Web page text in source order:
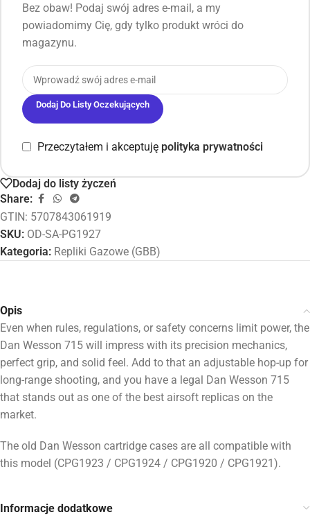
Bez obaw! Podaj swój adres e-mail, a my
powiadomimy Cię, gdy tylko produkt wróci do
magazynu.
Dodaj Do Listy Oczekujących
Przeczytałem i akceptuję polityka prywatności
Dodaj do listy życzeń
Share:
GTIN: 5707843061919
SKU: OD-SA-PG1927
Kategoria: Repliki Gazowe (GBB)
Opis
Even when rules, regulations, or safety concerns limit power, the
Dan Wesson 715 will impress with its precision mechanics,
perfect grip, and solid feel. Add to that an adjustable hop-up for
long-range shooting, and you have a legal Dan Wesson 715
that stands out as one of the best airsoft replicas on the
market.
The old Dan Wesson cartridge cases are all compatible with
this model (CPG1923 / CPG1924 / CPG1920 / CPG1921).
Informacje dodatkowe